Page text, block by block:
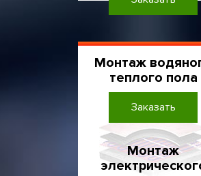
Монтаж
теплого пола
Заказать
Монтаж